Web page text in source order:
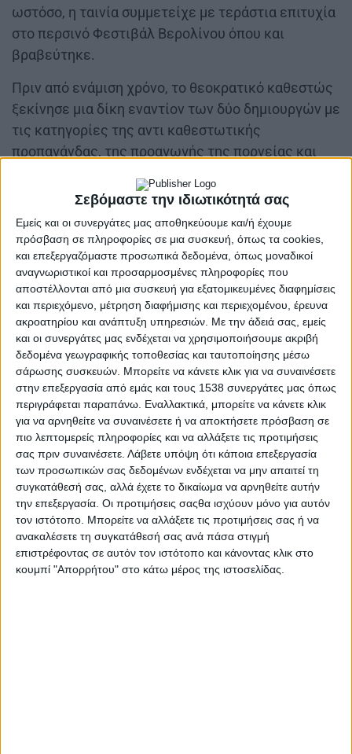
Σεβόμαστε την ιδιωτικότητά σας
Εμείς και οι συνεργάτες μας αποθηκεύουμε και/ή έχουμε
πρόσβαση σε πληροφορίες σε μια συσκευή, όπως τα cookies,
και επεξεργαζόμαστε προσωπικά δεδομένα, όπως μοναδικοί
αναγνωριστικοί και προσαρμοσμένες πληροφορίες που
αποστέλλονται από μια συσκευή για εξατομικευμένες διαφημίσεις
και περιεχόμενο, μέτρηση διαφήμισης και περιεχομένου, έρευνα
ακροατηρίου και ανάπτυξη υπηρεσιών. Με την άδειά σας, εμείς
και οι συνεργάτες μας ενδέχεται να χρησιμοποιήσουμε ακριβή
δεδομένα γεωγραφικής τοποθεσίας και ταυτοποίησης μέσω
σάρωσης συσκευών. Μπορείτε να κάνετε κλικ για να συναινέσετε
στην επεξεργασία από εμάς και τους 1538 συνεργάτες μας όπως
περιγράφεται παραπάνω. Εναλλακτικά, μπορείτε να κάνετε κλικ
για να αρνηθείτε να συναινέσετε ή να αποκτήσετε πρόσβαση σε
πιο λεπτομερείς πληροφορίες και να αλλάξετε τις προτιμήσεις
σας πριν συναινέσετε. Λάβετε υπόψη ότι κάποια επεξεργασία
των προσωπικών σας δεδομένων ενδέχεται να μην απαιτεί τη
συγκατάθεσή σας, αλλά έχετε το δικαίωμα να αρνηθείτε αυτήν
την επεξεργασία. Οι προτιμήσεις σαςθα ισχύουν μόνο για αυτόν
τον ιστότοπο. Μπορείτε να αλλάξετε τις προτιμήσεις σας ή να
ανακαλέσετε τη συγκατάθεσή σας ανά πάσα στιγμή
επιστρέφοντας σε αυτόν τον ιστότοπο και κάνοντας κλικ στο
κουμπί "Απορρήτου" στο κάτω μέρος της ιστοσελίδας.
ωστόσο, η ταινία συμμετείχε με τεράστια επιτυχία
στο περσινό Φεστιβάλ Βερολίνου όπου και
βραβεύτηκε.
Πριν από ενάμιση χρόνο, το θεοκρατικό καθεστώς
ξεκίνησε μια δίκη εναντίον των δύο δημιουργών με
τις κατηγορίες της αντι καθεστωτικής
προπαγάνδας, της προαγωγής της πορνείας και
ισλαμικού νόμου με τη δημιουργία μιας “χυδαίας”
ταινίας. Επιπλέον με την κατηγορία της παράνομης
διανομής της.
Το αγαπημένο μου γλυκό